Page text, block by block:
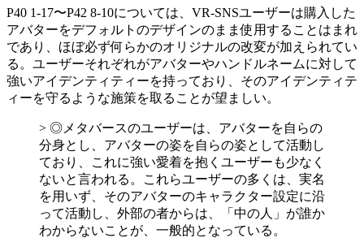
P40 1-17〜P42 8-10については、VR-SNSユーザーは購入した
アバターをデフォルトのデザインのまま使用することはまれ
であり、ほぼ必ず何らかのオリジナルの改変が加えられてい
る。ユーザーそれぞれがアバターやハンドルネームに対して
強いアイデンティティーを持っており、そのアイデンティテ
ィーを守るような施策を取ることが望ましい。
> ◎メタバースのユーザーは、アバターを自らの
分身とし、アバターの姿を自らの姿として活動し
ており、これに強い愛着を抱くユーザーも少なく
ないと言われる。これらユーザーの多くは、実名
を用いず、そのアバターのキャラクター設定に沿
って活動し、外部の者からは、「中の人」が誰か
わからないことが、一般的となっている。